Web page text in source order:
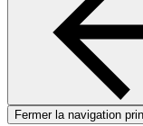
Fermer la navigation